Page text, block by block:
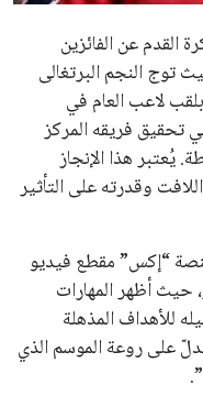
القدم عن الفائزين
الكروى 2025-2026، حيث توج النجم البرتغالى
لاعب العام في
تحقيق فريقه المركز
لائحة الترتيب برصيد 68 نقطة. يُعتبر هذا الإنجاز
وقدرته على التأثير
“إكس” مقطع فيديو
حيث أظهر المهارات
للأهداف المذهلة
على روعة الموسم الذي